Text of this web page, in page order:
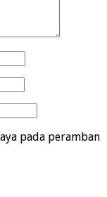
pada peramban